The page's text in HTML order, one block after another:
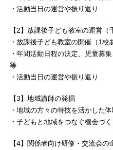
・活動当日の運営や振り返り
【2】放課後子ども教室の運営（
・放課後子ども教室の開催（1校
・年間活動日程の決定、児童募
等
・活動当日の運営や振り返り
【3】地域講師の発掘
・地域の方々の特技を活かした
・子どもと地域をつなぐ機会づく
【4】関係者向け研修・交流会の